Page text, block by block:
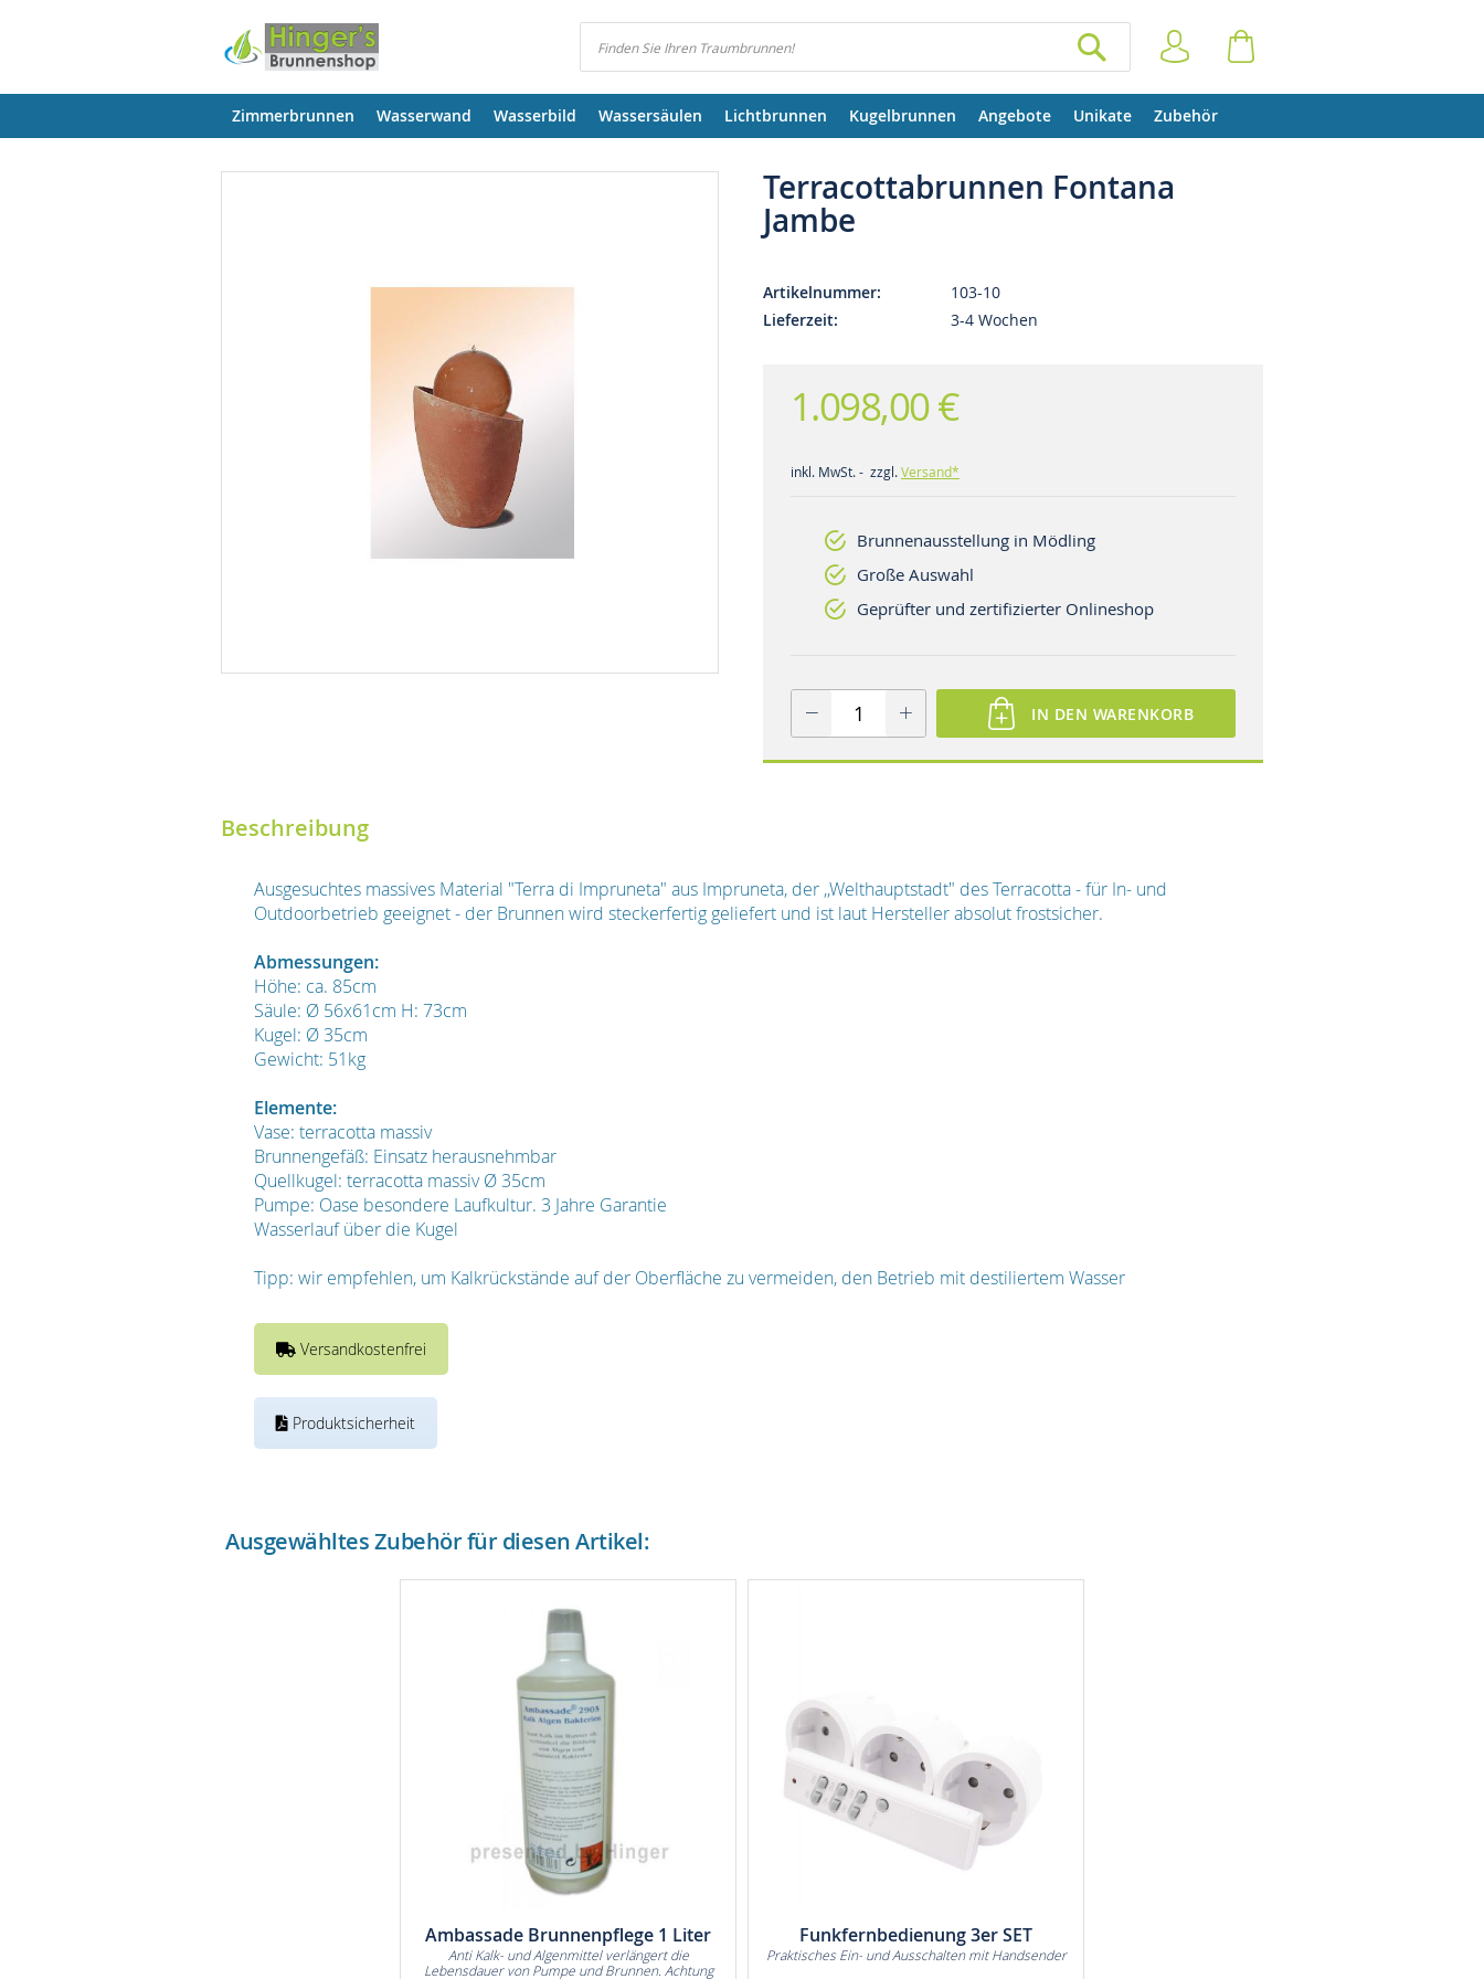
Suchen
Anmelden
Zimmerbrunnen Wasserwand Wasserbild Wassersäulen Lichtbrunnen Kugelbrunnen Angebote Unikate Zubehör
Terracottabrunnen Fontana
Jambe
Artikelnummer
103-10
Lieferzeit
3-4 Wochen
1.098,00 €
inkl. MwSt. - zzgl.Versand*
Brunnenausstellung in Mödling
Große Auswahl
Geprüfter und zertifizierter Onlineshop
IN DEN WARENKORB
Beschreibung
Ausgesuchtes massives Material "Terra di Impruneta" aus Impruneta, der ,,Welthauptstadt" des Terracotta - für In- und
Outdoorbetrieb geeignet - der Brunnen wird steckerfertig geliefert und ist laut Hersteller absolut frostsicher.
Abmessungen:
Höhe: ca. 85cm
Säule: Ø 56x61cm H: 73cm
Kugel: Ø 35cm
Gewicht: 51kg
Elemente:
Vase: terracotta massiv
Brunnengefäß: Einsatz herausnehmbar
Quellkugel: terracotta massiv Ø 35cm
Pumpe: Oase besondere Laufkultur. 3 Jahre Garantie
Wasserlauf über die Kugel
Tipp: wir empfehlen, um Kalkrückstände auf der Oberfläche zu vermeiden, den Betrieb mit destiliertem Wasser
Versandkostenfrei
Produktsicherheit
Ausgewähltes Zubehör für diesen Artikel:
Ambassade Brunnenpflege 1 Liter
Anti Kalk- und Algenmittel verlängert die
Lebensdauer von Pumpe und Brunnen. Achtung
Funkfernbedienung 3er SET
Praktisches Ein- und Ausschalten mit Handsender